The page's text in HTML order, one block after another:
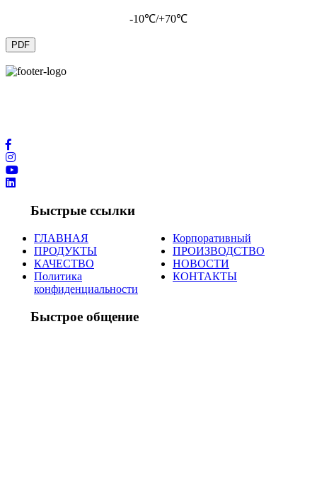
-10℃/+70℃
PDF
Быстрые ссылки
ГЛАВНАЯ
Корпоративный
ПРОДУКТЫ
ПРОИЗВОДСТВО
КАЧЕСТВО
НОВОСТИ
Политика
конфиденциальности
КОНТАКТЫ
Быстрое общение